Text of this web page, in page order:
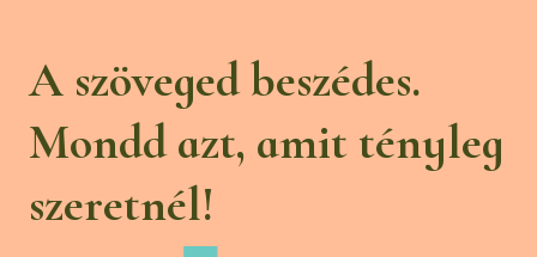
A szöveged beszédes.
Mondd azt, amit tényleg
szeretnél!